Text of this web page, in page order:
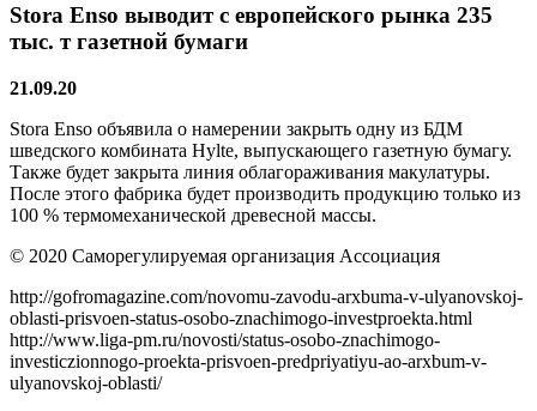
Stora Enso выводит с европейского рынка 235
тыс. т газетной бумаги
21.09.20
Stora Enso объявила о намерении закрыть одну из БДМ
шведского комбината Hylte, выпускающего газетную бумагу.
Также будет закрыта линия облагораживания макулатуры.
После этого фабрика будет производить продукцию только из
100 % термомеханической древесной массы.
© 2020 Саморегулируемая организация Ассоциация
http://gofromagazine.com/novomu-zavodu-arxbuma-v-ulyanovskoj-
oblasti-prisvoen-status-osobo-znachimogo-investproekta.html
http://www.liga-pm.ru/novosti/status-osobo-znachimogo-
investiczionnogo-proekta-prisvoen-predpriyatiyu-ao-arxbum-v-
ulyanovskoj-oblasti/